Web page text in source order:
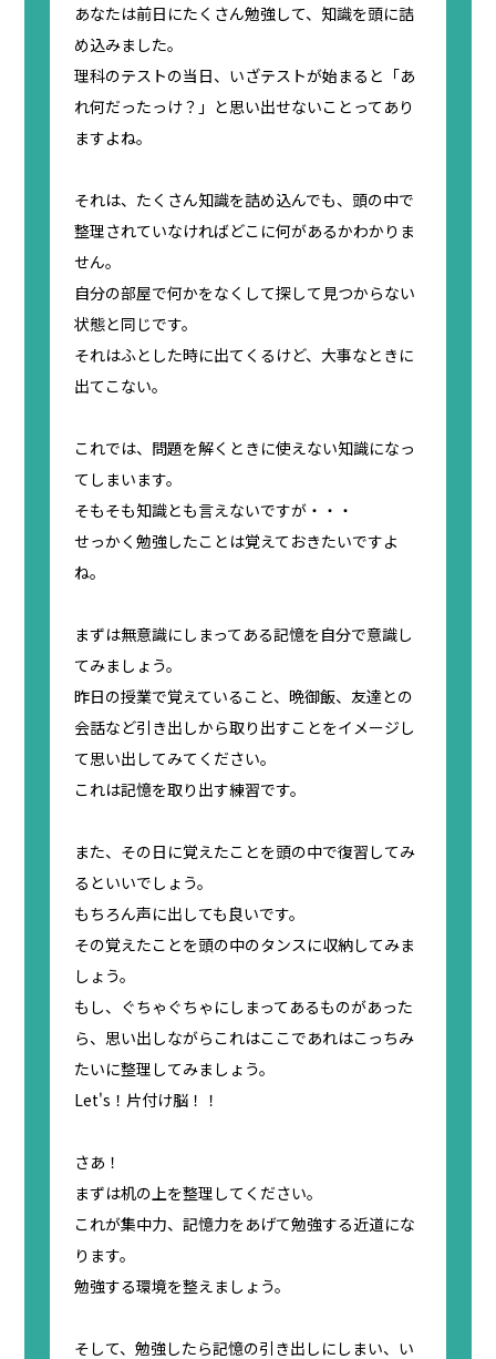
あなたは前日にたくさん勉強して、知識を頭に詰
め込みました。
理科のテストの当日、いざテストが始まると「あ
れ何だったっけ？」と思い出せないことってあり
ますよね。
それは、たくさん知識を詰め込んでも、頭の中で
整理されていなければどこに何があるかわかりま
せん。
自分の部屋で何かをなくして探して見つからない
状態と同じです。
それはふとした時に出てくるけど、大事なときに
出てこない。
これでは、問題を解くときに使えない知識になっ
てしまいます。
そもそも知識とも言えないですが・・・
せっかく勉強したことは覚えておきたいですよ
ね。
まずは無意識にしまってある記憶を自分で意識し
てみましょう。
昨日の授業で覚えていること、晩御飯、友達との
会話など引き出しから取り出すことをイメージし
て思い出してみてください。
これは記憶を取り出す練習です。
また、その日に覚えたことを頭の中で復習してみ
るといいでしょう。
もちろん声に出しても良いです。
その覚えたことを頭の中のタンスに収納してみま
しょう。
もし、ぐちゃぐちゃにしまってあるものがあった
ら、思い出しながらこれはここであれはこっちみ
たいに整理してみましょう。
Let's！片付け脳！！
さあ！
まずは机の上を整理してください。
これが集中力、記憶力をあげて勉強する近道にな
ります。
勉強する環境を整えましょう。
そして、勉強したら記憶の引き出しにしまい、い